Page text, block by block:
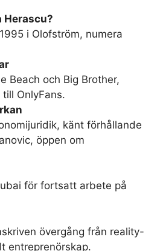
Herascu?
i Olofström, numera
Beach och Big Brother,
OnlyFans.
känt förhållande
öppen om
för fortsatt arbete på
övergång från reality-
entreprenörskap.